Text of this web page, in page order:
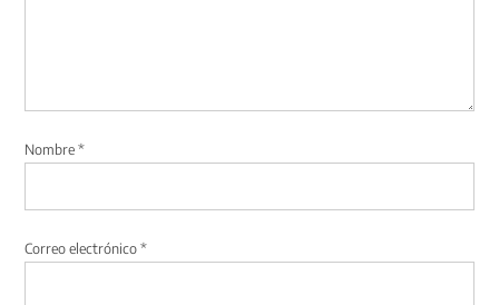
Nombre*
Correo electrónico*